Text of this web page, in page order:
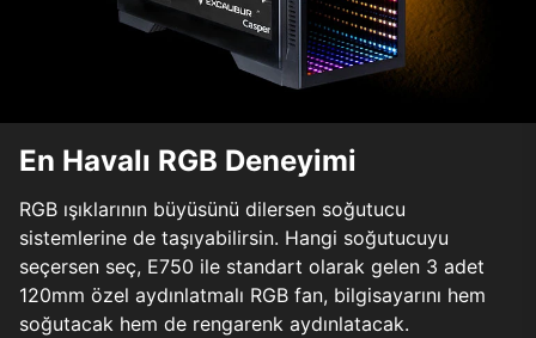
En Havalı RGB Deneyimi
RGB ışıklarının büyüsünü dilersen soğutucu
sistemlerine de taşıyabilirsin. Hangi soğutucuyu
seçersen seç, E750 ile standart olarak gelen 3 adet
120mm özel aydınlatmalı RGB fan, bilgisayarını hem
soğutacak hem de rengarenk aydınlatacak.